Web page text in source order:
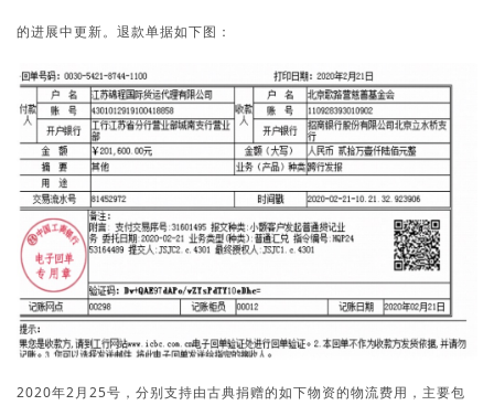
的进展中更新。退款单据如下图：
2020年2月25号，分别支持由古典捐赠的如下物资的物流费用，主要包